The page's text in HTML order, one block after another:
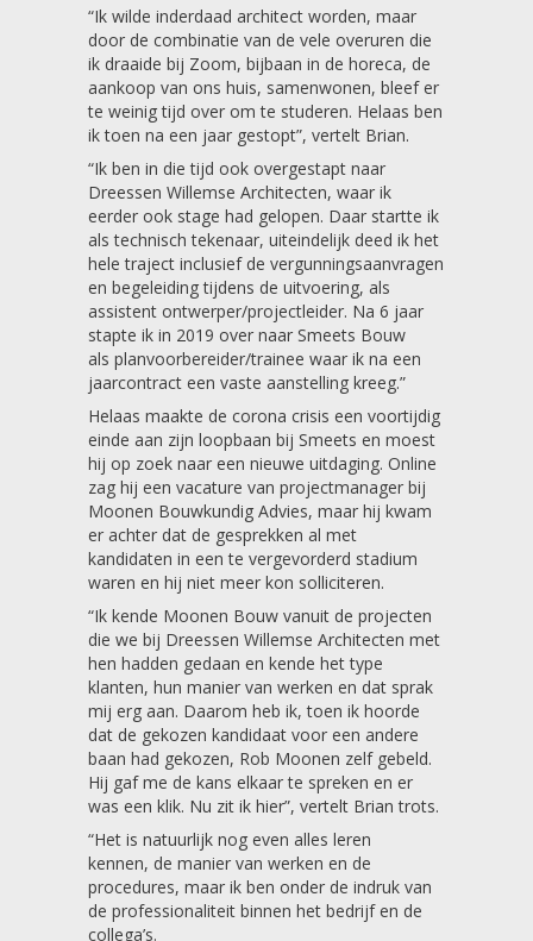
“Ik wilde inderdaad architect worden, maar
door de combinatie van de vele overuren die
ik draaide bij Zoom, bijbaan in de horeca, de
aankoop van ons huis, samenwonen, bleef er
te weinig tijd over om te studeren. Helaas ben
ik toen na een jaar gestopt”, vertelt Brian.
“Ik ben in die tijd ook overgestapt naar
Dreessen Willemse Architecten, waar ik
eerder ook stage had gelopen. Daar startte ik
als technisch tekenaar, uiteindelijk deed ik het
hele traject inclusief de vergunningsaanvragen
en begeleiding tijdens de uitvoering, als
assistent ontwerper/projectleider. Na 6 jaar
stapte ik in 2019 over naar Smeets Bouw
als planvoorbereider/trainee waar ik na een
jaarcontract een vaste aanstelling kreeg.”
Helaas maakte de corona crisis een voortijdig
einde aan zijn loopbaan bij Smeets en moest
hij op zoek naar een nieuwe uitdaging. Online
zag hij een vacature van projectmanager bij
Moonen Bouwkundig Advies, maar hij kwam
er achter dat de gesprekken al met
kandidaten in een te vergevorderd stadium
waren en hij niet meer kon solliciteren.
“Ik kende Moonen Bouw vanuit de projecten
die we bij Dreessen Willemse Architecten met
hen hadden gedaan en kende het type
klanten, hun manier van werken en dat sprak
mij erg aan. Daarom heb ik, toen ik hoorde
dat de gekozen kandidaat voor een andere
baan had gekozen, Rob Moonen zelf gebeld.
Hij gaf me de kans elkaar te spreken en er
was een klik. Nu zit ik hier”, vertelt Brian trots.
“Het is natuurlijk nog even alles leren
kennen, de manier van werken en de
procedures, maar ik ben onder de indruk van
de professionaliteit binnen het bedrijf en de
collega’s.